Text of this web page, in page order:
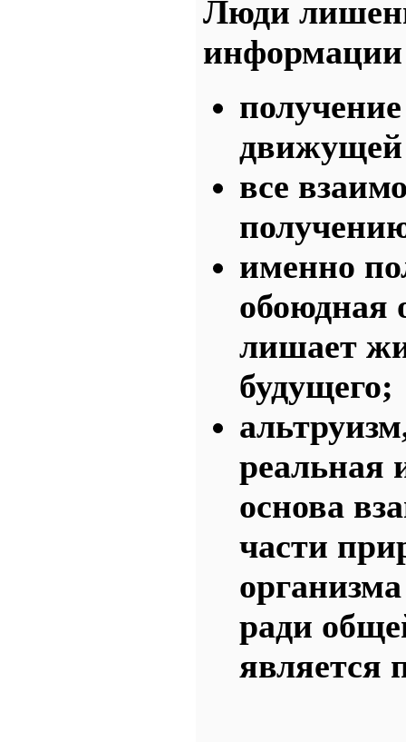
Люди
движущей
все
именно
обоюдная
лишает
будущего;
реальная
основа
части
ради
является